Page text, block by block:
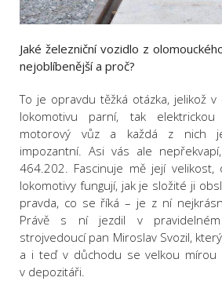
Jaké železniční vozidlo z
nejoblíbenější a proč?
To je opravdu těžká otázka, jelikož
lokomotivu parní, tak
motorový vůz a každá z nich
impozantní. Asi vás ale
464.202. Fascinuje mě její
lokomotivy fungují, jak je složité ji
pravda, co se říká – je z ní
Právě s ní jezdil v
strojvedoucí pan Miroslav Svozil,
a i teď v důchodu se velkou mírou
v depozitáři.